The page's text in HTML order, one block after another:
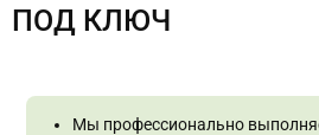
ПОД КЛЮЧ
Мы профессионально